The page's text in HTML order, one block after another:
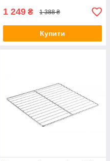
1 249 ₴ 1 388 ₴
Купити